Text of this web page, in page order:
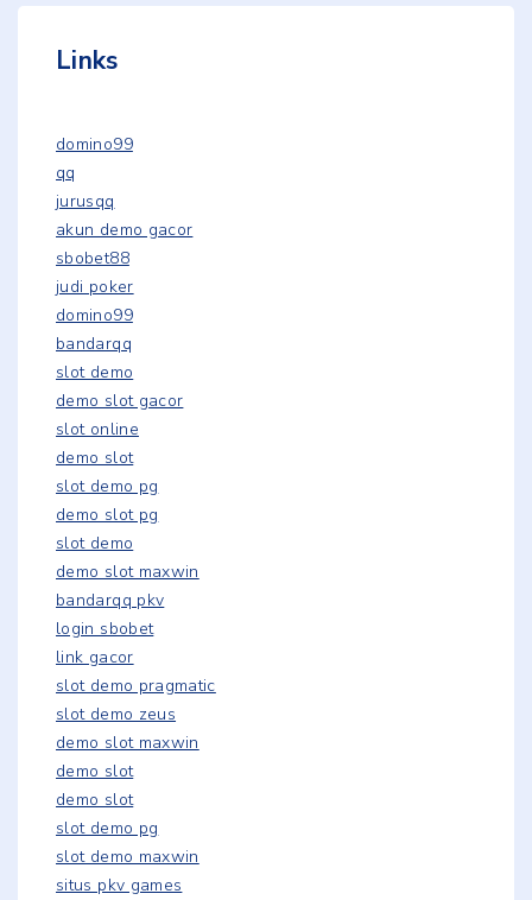
Links
domino99
qq
jurusqq
akun demo gacor
sbobet88
judi poker
domino99
bandarqq
slot demo
demo slot gacor
slot online
demo slot
slot demo pg
demo slot pg
slot demo
demo slot maxwin
bandarqq pkv
login sbobet
link gacor
slot demo pragmatic
slot demo zeus
demo slot maxwin
demo slot
demo slot
slot demo pg
slot demo maxwin
situs pkv games